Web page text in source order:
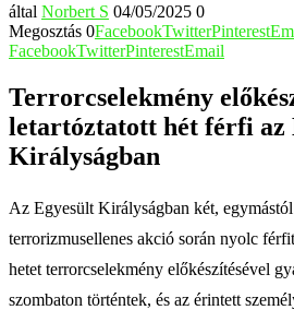
által Norbert S 04/05/2025 0
Megosztás 0FacebookTwitterPinterest
FacebookTwitterPinterestEmail
Terrorcselekmény
letartóztatott hét férfi az
Királyságban
Az Egyesült Királyságban két,
terrorizmusellenes akció során nyolc
hetet terrorcselekmény előkészítésével
szombaton történtek, és az érintett